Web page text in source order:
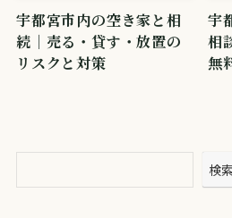
宇都宮市内の空き家と相
続｜売る・貸す・放置の
リスクと対策
宇
相
無
検索